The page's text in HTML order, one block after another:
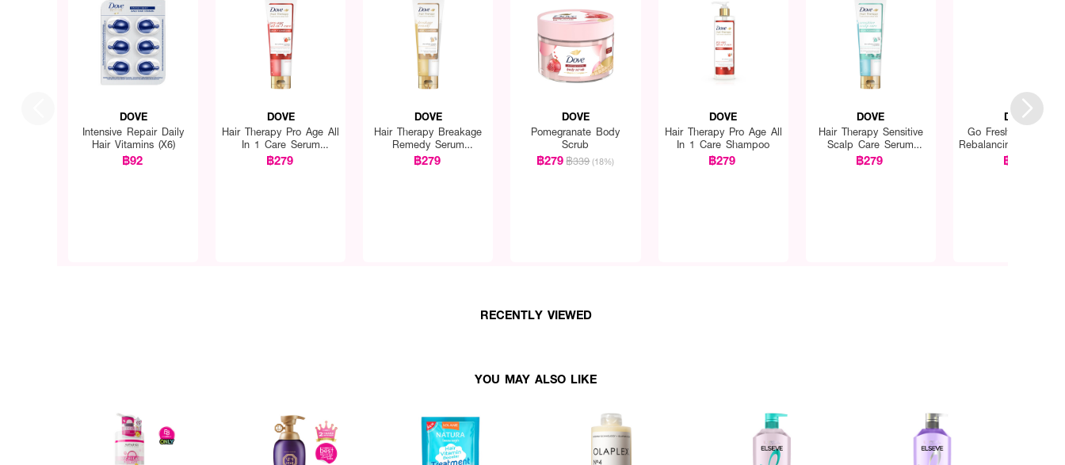
DOVE
Intensive Repair Daily
Hair Vitamins (X6)
฿92
DOVE
Hair Therapy Pro Age All
In 1 Care Serum
Conditioner
฿279
DOVE
Hair Therapy Breakage
Remedy Serum
Conditioner
฿279
DOVE
Pomegranate Body
Scrub
฿279฿339 (18%)
DOVE
Hair Therapy Pro Age All
In 1 Care Shampoo
฿279
DOVE
Hair Therapy Sensitive
Scalp Care Serum
Conditioner
฿279
DOVE
Go Fresh Body
Rebalancing white
and White Tea
฿155
RECENTLY VIEWED
YOU MAY ALSO LIKE